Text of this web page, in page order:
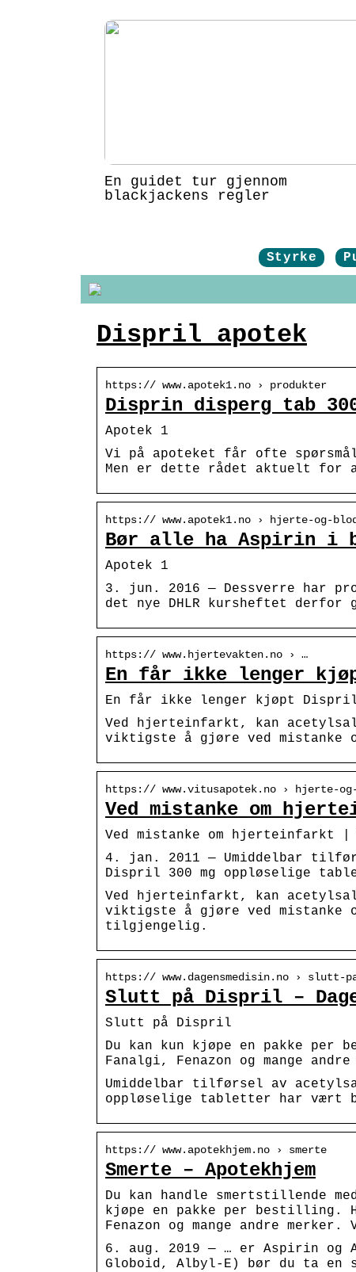
En guidet tur gjennom
blackjackens regler
Styrke
Dispril apotek
https:// www.apotek1.no › produkter
Disprin disperg tab
Apotek 1
Vi på apoteket får ofte
Men er dette rådet aktuelt for
https:// www.apotek1.no › hjerte-og-
Bør alle ha Aspirin i
Apotek 1
3. jun. 2016 — Dessverre har
det nye DHLR kursheftet
https:// www.hjertevakten.no › …
En får ikke lenger
En får ikke lenger kjøpt
Ved hjerteinfarkt, kan
viktigste å gjøre ved mistanke
https:// www.vitusapotek.no › hjerte-
Ved mistanke om
Ved mistanke om hjerteinfarkt |
4. jan. 2011 — Umiddelbar
Dispril 300 mg oppløselige
Ved hjerteinfarkt, kan
viktigste å gjøre ved mistanke
tilgjengelig.
https:// www.dagensmedisin.no › slutt-
Slutt på Dispril –
Slutt på Dispril
Du kan kun kjøpe en pakke
Fanalgi, Fenazon og mange
Umiddelbar tilførsel av
oppløselige tabletter har vært
https:// www.apotekhjem.no › smerte
Smerte – Apotekhjem
Du kan handle smertstillende
kjøpe en pakke per bestilling.
Fenazon og mange andre
6. aug. 2019 — … er Aspirin og
Globoid, Albyl-E) bør du ta